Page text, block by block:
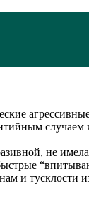
не
и тусклости